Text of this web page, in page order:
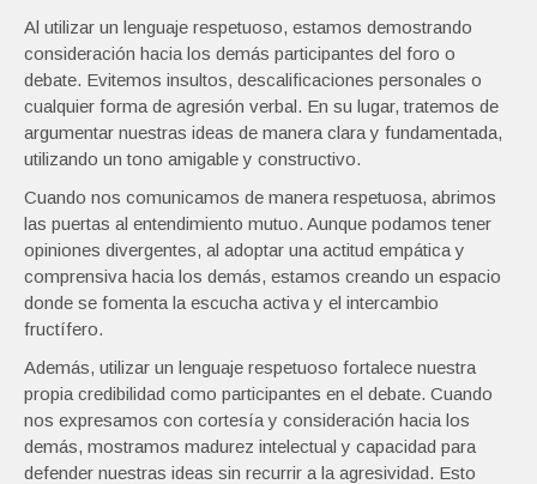
Al utilizar un lenguaje respetuoso, estamos demostrando
consideración hacia los demás participantes del foro o
debate. Evitemos insultos, descalificaciones personales o
cualquier forma de agresión verbal. En su lugar, tratemos de
argumentar nuestras ideas de manera clara y fundamentada,
utilizando un tono amigable y constructivo.
Cuando nos comunicamos de manera respetuosa, abrimos
las puertas al entendimiento mutuo. Aunque podamos tener
opiniones divergentes, al adoptar una actitud empática y
comprensiva hacia los demás, estamos creando un espacio
donde se fomenta la escucha activa y el intercambio
fructífero.
Además, utilizar un lenguaje respetuoso fortalece nuestra
propia credibilidad como participantes en el debate. Cuando
nos expresamos con cortesía y consideración hacia los
demás, mostramos madurez intelectual y capacidad para
defender nuestras ideas sin recurrir a la agresividad. Esto